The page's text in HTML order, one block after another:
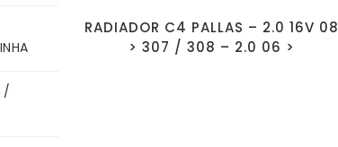
RADIADOR C4 PALLAS – 2.0 16V 08
> 307 / 308 – 2.0 06 >
/